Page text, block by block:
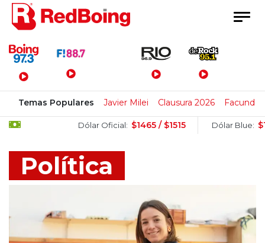
Menú Principal
Temas Populares Javier Milei Clausura 2026 Facundo
Dólar Oficial: $1465 / $1515 Dólar Blue: $1525 /
Política